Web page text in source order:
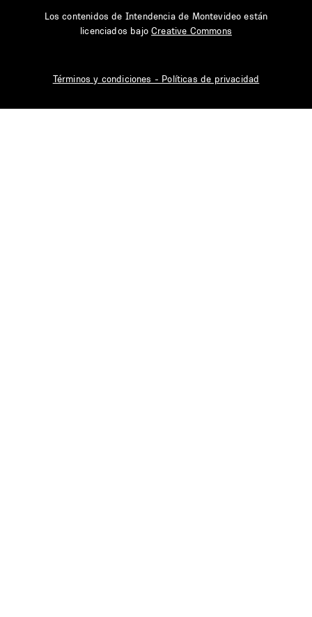
Los contenidos de Intendencia de Montevideo están
licenciados bajoCreative Commons
Términos y condiciones - Políticas de privacidad